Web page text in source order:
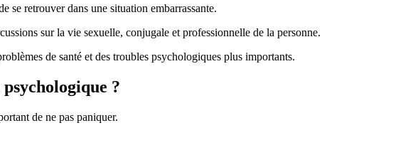
se retrouver dans une situation embarrassante.
sur la vie sexuelle, conjugale et professionnelle de la personne.
de santé et des troubles psychologiques plus importants.
?
de ne pas paniquer.